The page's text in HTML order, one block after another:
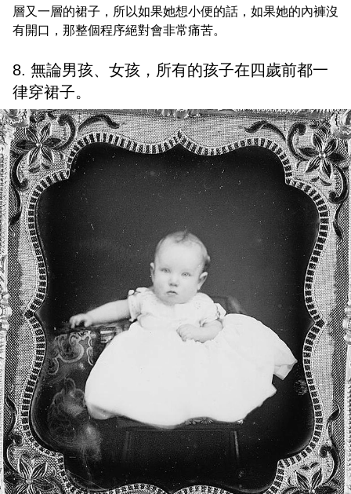
層又一層的裙子，所以如果她想小便的話，如果她的內褲沒
有開口，那整個程序絕對會非常痛苦。
8. 無論男孩、女孩，所有的孩子在四歲前都一
律穿裙子。